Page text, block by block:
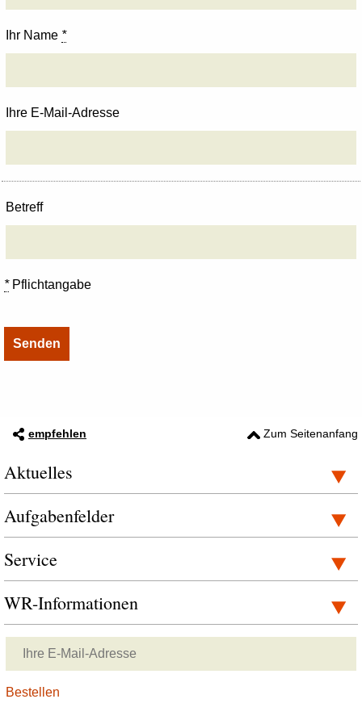
Ihr Name *
Ihre E-Mail-Adresse
Betreff
*Pflichtangabe
empfehlen Zum Seitenanfang
Aktuelles
Aufgabenfelder
Service
WR-Informationen